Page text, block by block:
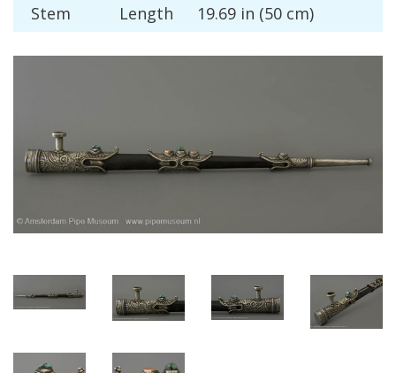
Stem
Length 19.69 in (50 cm)